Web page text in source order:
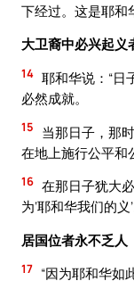
下经过。这是耶和
大卫裔中必兴起义
14 耶和华说：“日
必然成就。
15
当那日子，那
在地上施行公平和
16 在那日子犹大
为‘耶和华我们的义’
居国位者永不乏人
17 “因为耶和华如